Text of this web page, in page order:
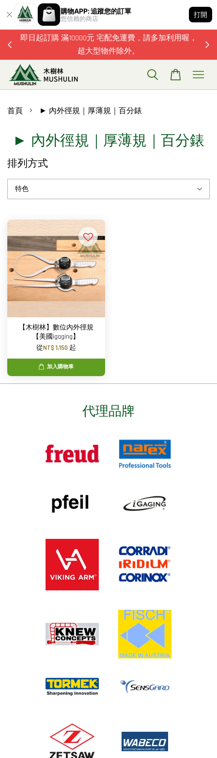
購物APP: 追蹤您的訂單
您信賴的商店
打開
即日起訂購 滿10000元 宅配免運費，請多加利用喔，
超大型物件除外。
首頁 › ► 內外徑規｜厚薄規｜百分錶
► 內外徑規｜厚薄規｜百分錶
排列方式
【木樹林】數位內外徑規
【美國igaging】
從NT$ 1,150 起
加入購物車
代理品牌